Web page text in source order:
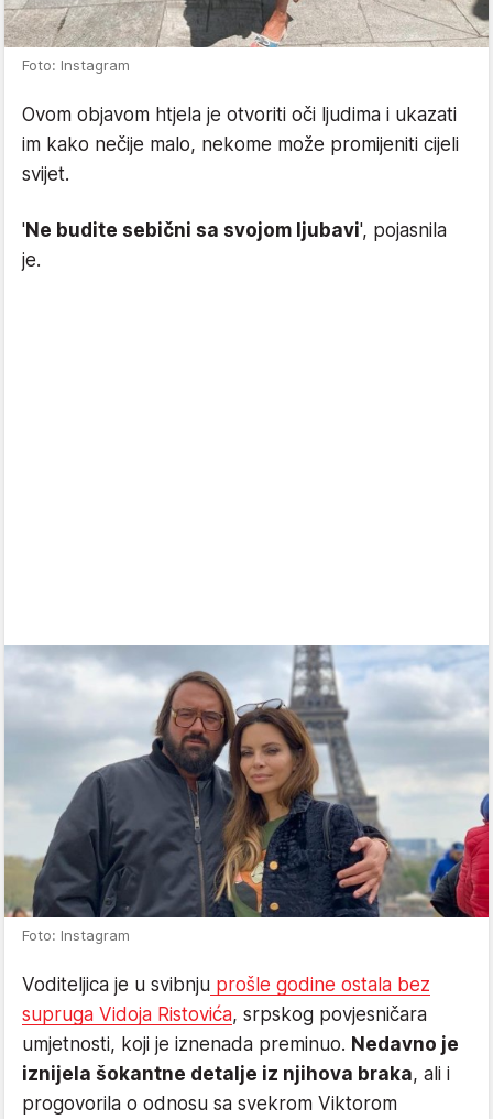
Foto: Instagram
Ovom objavom htjela je otvoriti oči ljudima i ukazati
im kako nečije malo, nekome može promijeniti cijeli
svijet.
'Ne budite sebični sa svojom ljubavi', pojasnila
je.
Foto: Instagram
Voditeljica je u svibnju prošle godine ostala bez
supruga Vidoja Ristovića, srpskog povjesničara
umjetnosti, koji je iznenada preminuo. Nedavno je
iznijela šokantne detalje iz njihova braka, ali i
progovorila o odnosu sa svekrom Viktorom